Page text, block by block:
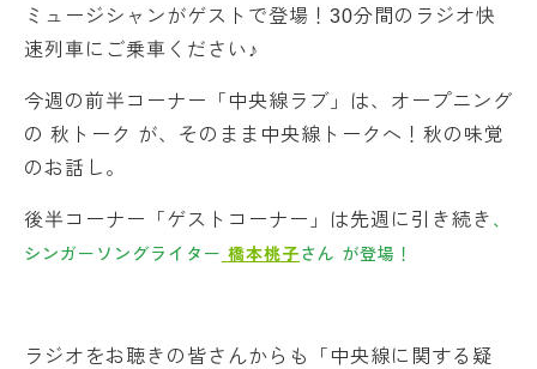
ミュージシャンがゲストで登場！30分間のラジオ快
速列車にご乗車ください♪
今週の前半コーナー「中央線ラブ」は、オープニング
の 秋トーク が、そのまま中央線トークへ！秋の味覚
のお話し。
後半コーナー「ゲストコーナー」は先週に引き続き 、
シンガーソングライター 橋本桃子さん が登場！
ラジオをお聴きの皆さんからも「中央線に関する疑